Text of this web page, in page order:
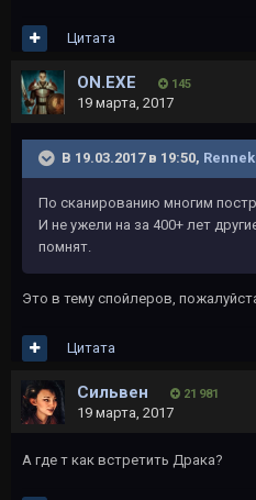
Цитата
ON.EXE 145
19 марта, 2017
В 19.03.2017 в 19:50, Rennek
По сканированию многим
И не ужели на за 400+ лет
помнят.
Это в тему спойлеров,
Цитата
Сильвен 21 981
19 марта, 2017
А где т как встретить Драка?